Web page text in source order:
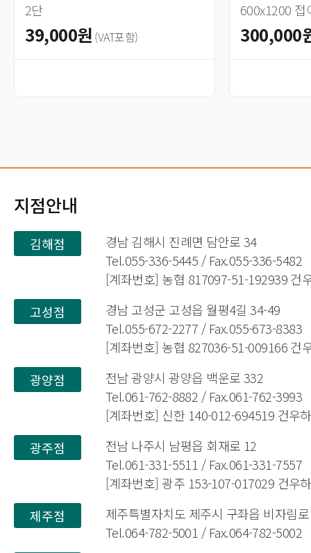
2단
39,000원 (VAT포함)
600x1200 접
300,000
지점안내
김해점
경남 김해시 진례면 담안로 34
Tel.055-336-5445 / Fax.055-336-5482
[계좌번호] 농협 817097-51-192939 건
고성점
경남 고성군 고성읍 월평4길 34-49
Tel.055-672-2277 / Fax.055-673-8383
[계좌번호] 농협 827036-51-009166 건
광양점
전남 광양시 광양읍 백운로 332
Tel.061-762-8882 / Fax.061-762-3993
[계좌번호] 신한 140-012-694519 건우
광주점
전남 나주시 남평읍 회재로 12
Tel.061-331-5511 / Fax.061-331-7557
[계좌번호] 광주 153-107-017029 건우
제주점
제주특별자치도 제주시 구좌읍 비자림
Tel.064-782-5001 / Fax.064-782-5002